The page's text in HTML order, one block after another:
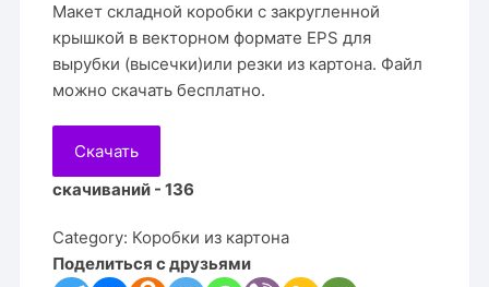
Макет складной коробки с закругленной
крышкой в векторном формате EPS для
вырубки (высечки)или резки из картона. Файл
можно скачать бесплатно.
Скачать
скачиваний - 136
Category: Коробки из картона
Поделиться с друзьями